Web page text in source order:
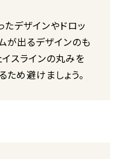
デザインやドロッ
が出るデザインのも
スラインの丸みを
め避けましょう。